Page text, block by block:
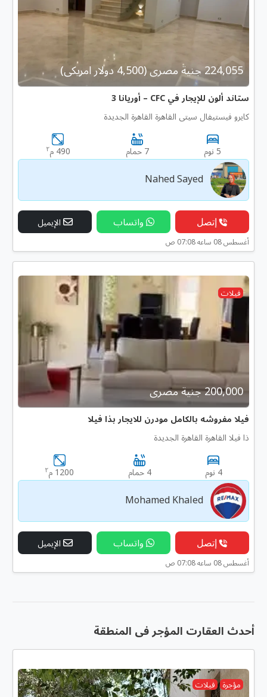
224,055 جنية مصرى (4,500 دولار امريكى)
ستاند ألون للإيجار في CFC – أوريانا 3
كايرو فيستيفال سيتى القاهرة القاهرة الجديدة
5 نوم 7 حمام 490 م ٢
Nahed Sayed
إتصل واتساب الإيميل
أغسطس 08 ساعه 07:08 ص
فيلات
200,000 جنية مصرى
فيلا مفروشه بالكامل مودرن للايجار بذا فيلا
ذا فيلا القاهرة القاهرة الجديدة
4 نوم 4 حمام 1200 م ٢
Mohamed Khaled
إتصل واتساب الإيميل
أغسطس 08 ساعه 07:08 ص
أحدث العقارت المؤجر فى المنطقة
مؤجرة فيلات